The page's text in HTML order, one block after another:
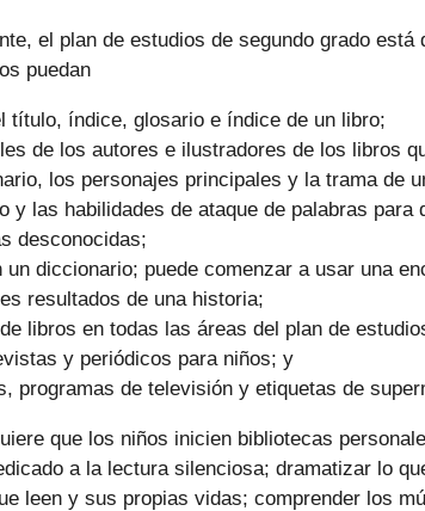
el plan de estudios de segundo grado está
puedan
título, índice, glosario e índice de un libro;
de los autores e ilustradores de los libros
los personajes principales y la trama de
y las habilidades de ataque de palabras para
desconocidas;
un diccionario; puede comenzar a usar una
resultados de una historia;
libros en todas las áreas del plan de
y periódicos para niños; y
programas de televisión y etiquetas de
que los niños inicien bibliotecas
a la lectura silenciosa; dramatizar lo
leen y sus propias vidas; comprender los